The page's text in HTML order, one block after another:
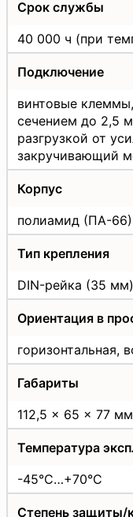
Срок службы
40 000 ч (при
Подключение
винтовые
сечением до 2,5
разгрузкой от
закручивающий
Корпус
полиамид (ПА-66)
Тип крепления
DIN-рейка (35 мм)
Ориентация в
горизонтальная,
Габариты
112,5 x 65 x 77 мм
Температура
-45°C…+70°C
Степень защиты/